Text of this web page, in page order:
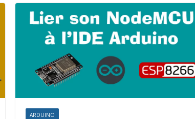
ARDUINO